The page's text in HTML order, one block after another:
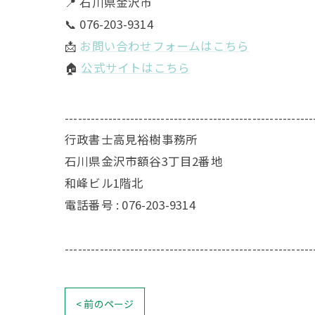
📞 076-203-9314
📩 お問い合わせフォームはこちら
🏠 公式サイトはこちら
行政書士高見裕樹事務所
石川県金沢市額谷3丁目2番地
和峰ビル1階北
電話番号 : 076-203-9314
< 前のページ